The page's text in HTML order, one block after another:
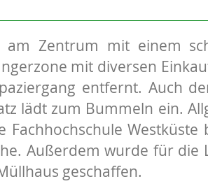
am Zentrum mit einem
mit diversen
entfernt. Auch
lädt zum Bummeln ein.
Fachhochschule
Außerdem wurde für die
geschaffen.